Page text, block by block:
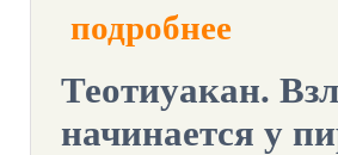
подробнее
Теотиуакан.
начинается у